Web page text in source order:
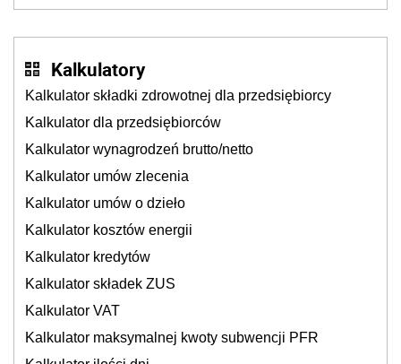
Kalkulatory
Kalkulator składki zdrowotnej dla przedsiębiorcy
Kalkulator dla przedsiębiorców
Kalkulator wynagrodzeń brutto/netto
Kalkulator umów zlecenia
Kalkulator umów o dzieło
Kalkulator kosztów energii
Kalkulator kredytów
Kalkulator składek ZUS
Kalkulator VAT
Kalkulator maksymalnej kwoty subwencji PFR